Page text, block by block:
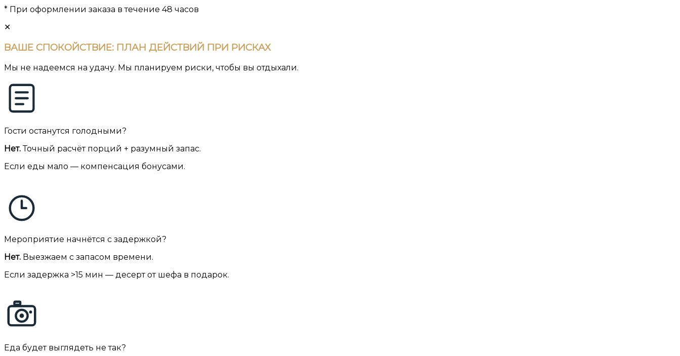
* При оформлении заказа в течение 48 часов
✕
ВАШЕ СПОКОЙСТВИЕ: ПЛАН ДЕЙСТВИЙ ПРИ РИСКАХ
Мы не надеемся на удачу. Мы планируем риски, чтобы вы отдыхали.
Гости останутся голодными?
Нет.Точный расчёт порций + разумный запас.
Если еды мало — компенсация бонусами.
Мероприятие начнётся с задержкой?
Нет. Выезжаем с запасом времени.
Если задержка >15 мин — десерт от шефа в подарок.
Еда будет выглядеть не так?